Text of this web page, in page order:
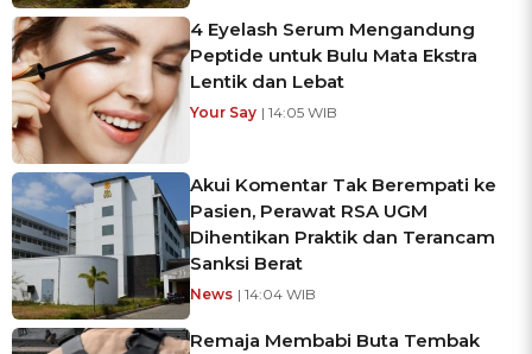
4 Eyelash Serum Mengandung
Peptide untuk Bulu Mata Ekstra
Lentik dan Lebat
Your Say | 14:05 WIB
Akui Komentar Tak Berempati ke
Pasien, Perawat RSA UGM
Dihentikan Praktik dan Terancam
Sanksi Berat
News | 14:04 WIB
Remaja Membabi Buta Tembak